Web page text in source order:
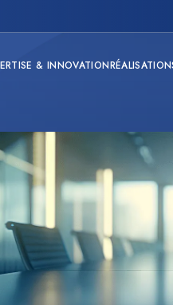
& INNOVATION